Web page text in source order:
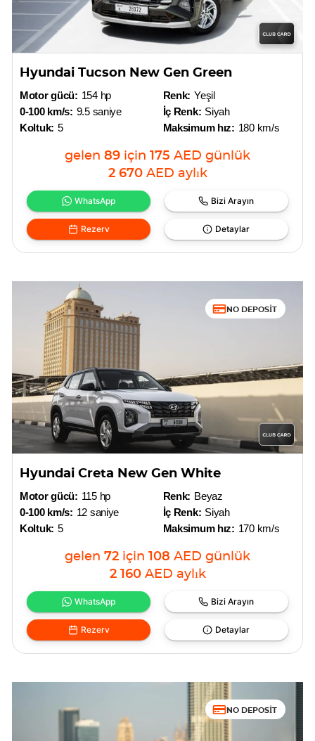
Hyundai Tucson New Gen Green
Motor gücü: 154 hp
0-100 km/s: 9.5 saniye
Koltuk: 5
Renk: Yeşil
İç Renk: Siyah
Maksimum hız: 180 km/s
gelen 89 için 175 AED günlük
2 670 AED aylık
WhatsApp Bizi Arayın
Rezerv Detaylar
NO DEPOSIT
Hyundai Creta New Gen White
Motor gücü: 115 hp
0-100 km/s: 12 saniye
Koltuk: 5
Renk: Beyaz
İç Renk: Siyah
Maksimum hız: 170 km/s
gelen 72 için 108 AED günlük
2 160 AED aylık
WhatsApp Bizi Arayın
Rezerv Detaylar
NO DEPOSIT